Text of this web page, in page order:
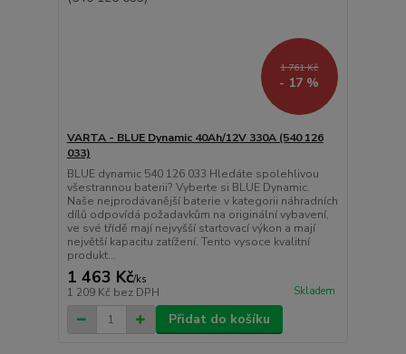
1 761 Kč
- 17 %
VARTA - BLUE Dynamic 40Ah/12V 330A (540 126
033)
BLUE dynamic 540 126 033 Hledáte spolehlivou
všestrannou baterii? Vyberte si BLUE Dynamic.
Naše nejprodávanější baterie v kategorii náhradních
dílů odpovídá požadavkům na originální vybavení,
ve své třídě mají nejvyšší startovací výkon a mají
největší kapacitu zatížení. Tento vysoce kvalitní
produkt...
1 463 Kč/ks
1 209 Kč bez DPH Skladem
Přidat do košíku